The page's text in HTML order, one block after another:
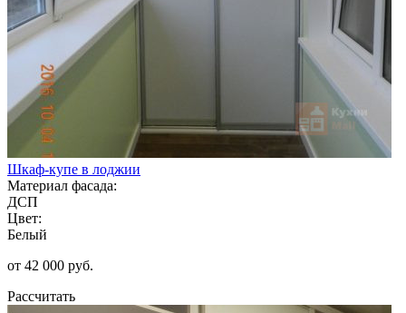
Шкаф-купе в лоджии
Материал фасада:
ДСП
Цвет:
Белый
от 42 000 руб.
Рассчитать